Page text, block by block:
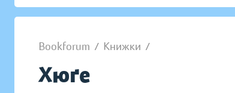
Bookforum / Книжки /
Хюґе